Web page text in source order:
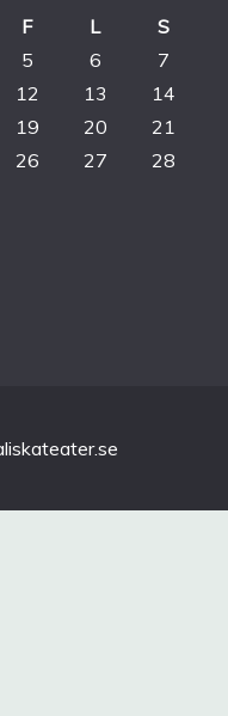
F L
S
5 6
7
12 13
14
19 20
21
26 27
28